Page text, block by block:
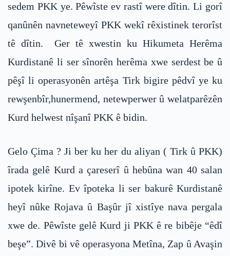
sedem PKK ye. Pêwîste ev rastî were dîtin. Li gorî
qanûnên navneteweyî PKK wekî rêxistinek terorîst
tê dîtin. Ger tê xwestin ku Hikumeta Herêma
Kurdistanê li ser sînorên herêma xwe serdest be û
pêşî li operasyonên artêşa Tirk bigire pêdvî ye ku
rewşenbîr,hunermend, netewperwer û welatparêzên
Kurd helwest nîşanî PKK ê bidin.
Gelo Çima ? Ji ber ku her du aliyan ( Tirk û PKK)
îrada gelê Kurd a çareserî û hebûna wan 40 salan
ipotek kirîne. Ev îpoteka li ser bakurê Kurdistanê
heyî nûke Rojava û Başûr jî xistîye nava pergala
xwe de. Pêwîste gelê Kurd ji PKK ê re bibêje “êdî
beşe”. Divê bi vê operasyona Metîna, Zap û Avaşin